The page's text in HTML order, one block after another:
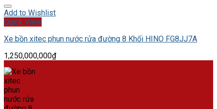
Add to Wishlist
Quick View
Xe bồn xitec phun nước rửa đường 8 Khối HINO FG8JJ7A
1,250,000,000₫